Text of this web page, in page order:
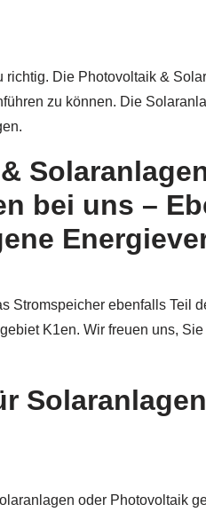
Die Photovoltaik &
zu können. Die
bei uns –
ebenfalls Teil
K1en. Wir freuen uns,
oder Photovoltaik